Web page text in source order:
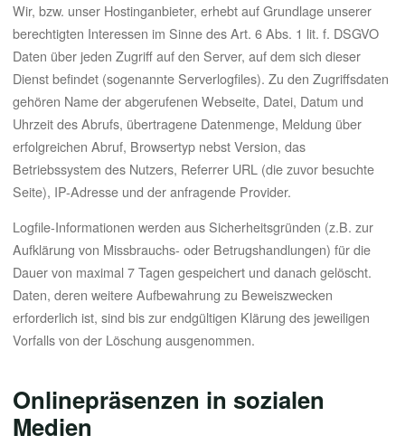
Wir, bzw. unser Hostinganbieter, erhebt auf Grundlage unserer
berechtigten Interessen im Sinne des Art. 6 Abs. 1 lit. f. DSGVO
Daten über jeden Zugriff auf den Server, auf dem sich dieser
Dienst befindet (sogenannte Serverlogfiles). Zu den Zugriffsdaten
gehören Name der abgerufenen Webseite, Datei, Datum und
Uhrzeit des Abrufs, übertragene Datenmenge, Meldung über
erfolgreichen Abruf, Browsertyp nebst Version, das
Betriebssystem des Nutzers, Referrer URL (die zuvor besuchte
Seite), IP-Adresse und der anfragende Provider.
Logfile-Informationen werden aus Sicherheitsgründen (z.B. zur
Aufklärung von Missbrauchs- oder Betrugshandlungen) für die
Dauer von maximal 7 Tagen gespeichert und danach gelöscht.
Daten, deren weitere Aufbewahrung zu Beweiszwecken
erforderlich ist, sind bis zur endgültigen Klärung des jeweiligen
Vorfalls von der Löschung ausgenommen.
Onlinepräsenzen in sozialen
Medien